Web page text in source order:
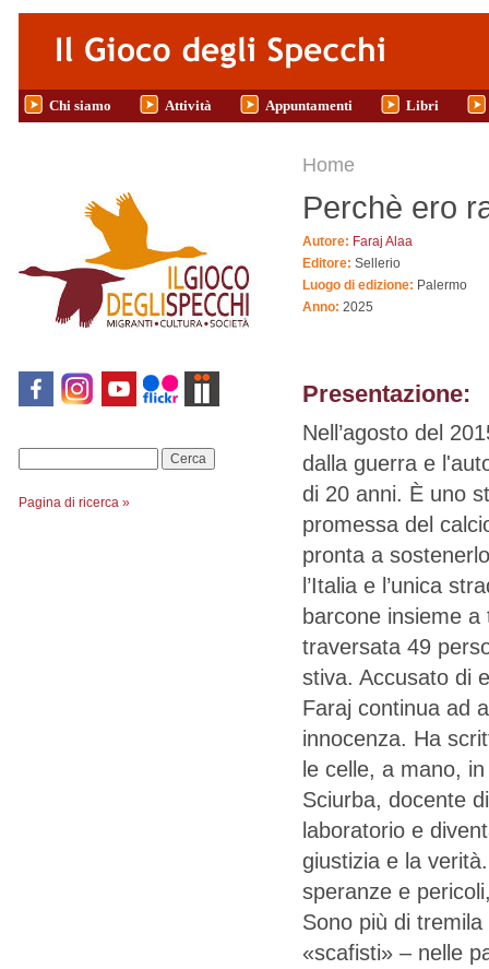
Salta al contenuto principale
Chi siamo Attività Appuntamenti Libri
Pagina di ricerca »
Tu sei qui
Home
Perchè ero
Autore: Faraj Alaa
Editore: Sellerio
Luogo di edizione: Palermo
Anno: 2025
Presentazione:
Nell’agosto del
dalla guerra e
di 20 anni. È uno
promessa del
pronta a
l’Italia e l’unica
barcone insieme
traversata 49
stiva. Accusato di
Faraj continua ad
innocenza. Ha
le celle, a mano,
Sciurba, docente
laboratorio e
giustizia e la
speranze e
Sono più di
«scafisti» – nelle